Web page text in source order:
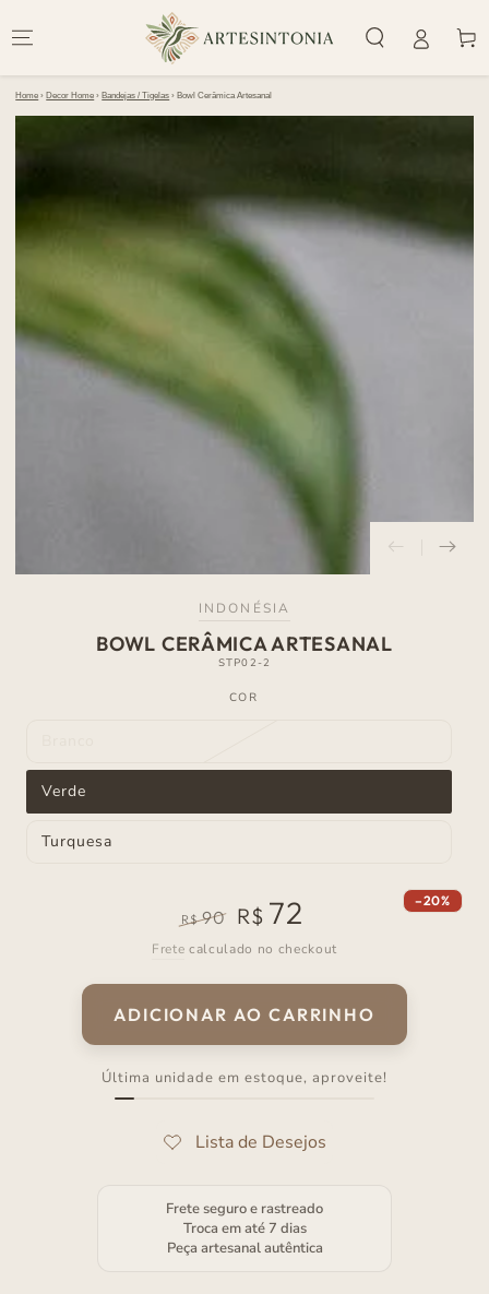
CONTEÚDO
Home › Decor Home › Bandejas / Tigelas › Bowl Cerâmica Artesanal
PULAR PARA
INDONÉSIA
BOWL CERÂMICA ARTESANAL
STP02-2
COR
indisponível
Verde
Variante
esgotada
indisponível
Turquesa
Variante
Preço
R$ 90
Preço
venda
R$ 72 –20%
Frete calculado no checkout
ADICIONAR AO CARRINHO
Última unidade em estoque, aproveite!
Frete seguro e rastreado
Troca em até 7 dias
Peça artesanal autêntica